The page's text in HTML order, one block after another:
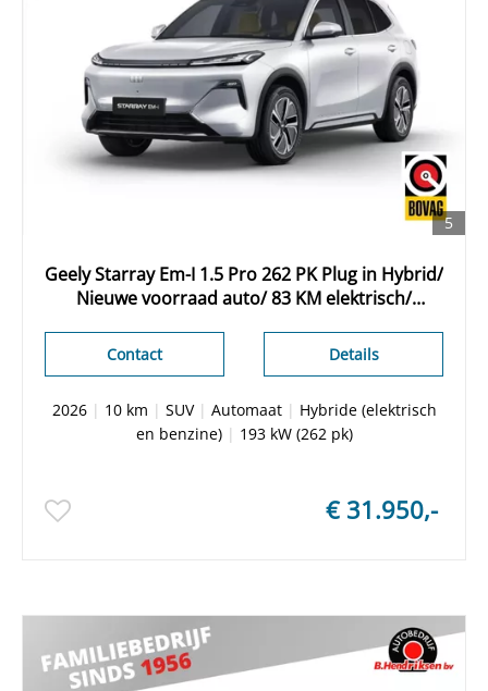
5
Geely Starray Em-I 1.5 Pro 262 PK Plug in Hybrid/
Nieuwe voorraad auto/ 83 KM elektrisch/
Leder/ 360 Camera/ Apple Carplay
Details
Contact
2026| 10 km | SUV| Automaat| Hybride (elektrisch
en benzine)| 193 kW (262 pk)
€ 31.950,-